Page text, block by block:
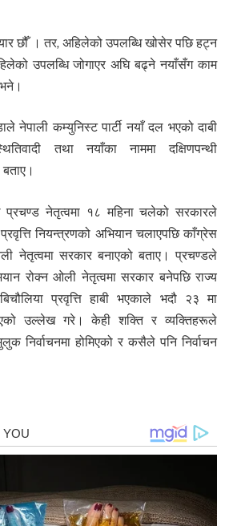
छौँ । तर, अहिलेको उपलब्धि खोसेर पछि हट्न
उपलब्धि जोगाएर अघि बढ्ने नयाँसँग काम
नेपाली कम्युनिस्ट पार्टी नयाँ दल भएको दाबी
तथा नयाँका नाममा दक्षिणपन्थी
प्रचण्ड नेतृत्वमा १८ महिना चलेको सरकारले
प्रवृत्ति नियन्त्रणको अभियान चलाएपछि काँग्रेस
नेतृत्वमा सरकार बनाएको बताए। प्रचण्डले
रोक्न ओली नेतृत्वमा सरकार बनेपछि राज्य
प्रवृत्ति हाबी भएकाले भदौ २३ मा
उल्लेख गरे। केही शक्ति र व्यक्तिहरूले
निर्वाचनमा होमिएको र कसैले पनि निर्वाचन